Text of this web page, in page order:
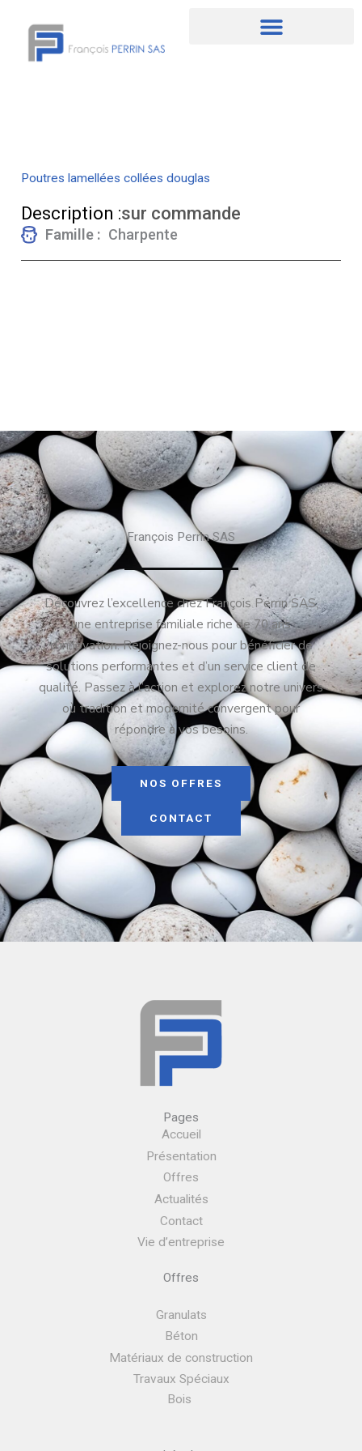
contenu
Poutres lamellées collées douglas
Description :sur commande
Famille : Charpente
François Perrin SAS
Découvrez l’excellence chez François Perrin SAS,
une entreprise familiale riche de 70 ans
d’innovation. Rejoignez-nous pour bénéficier de
solutions performantes et d’un service client de
qualité. Passez à l’action et explorez notre univers
où tradition et modernité convergent pour
répondre à vos besoins.
NOS OFFRES
CONTACT
Pages
Accueil
Présentation
Offres
Actualités
Contact
Vie d’entreprise
Offres
Granulats
Béton
Matériaux de construction
Travaux Spéciaux
Bois